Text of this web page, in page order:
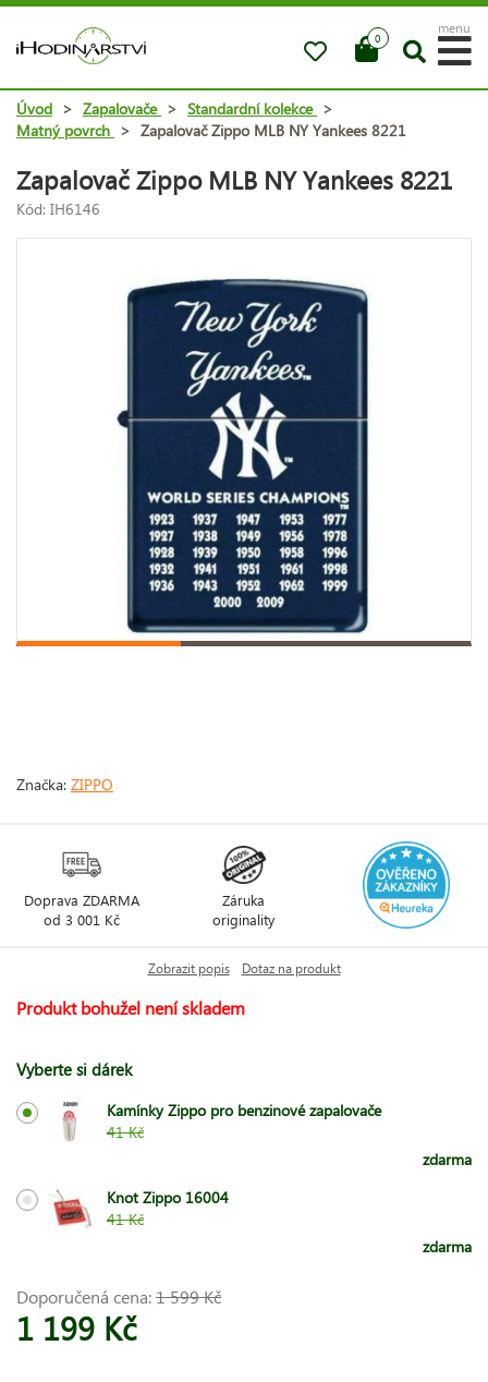
0
menu
Úvod > Zapalovače > Standardní kolekce >
Matný povrch > Zapalovač Zippo MLB NY Yankees 8221
Zapalovač Zippo MLB NY Yankees 8221
Kód: IH6146
Značka: ZIPPO
Doprava ZDARMA
od 3 001 Kč
Záruka
originality
Zobrazit popis Dotaz na produkt
Produkt bohužel není skladem
Vyberte si dárek
Kamínky Zippo pro benzinové zapalovače
41 Kč
zdarma
Knot Zippo 16004
41 Kč
zdarma
Doporučená cena:1 599 Kč
1 199 Kč